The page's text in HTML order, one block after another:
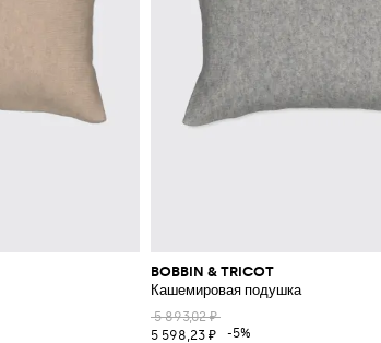
BOBBIN & TRICOT
Кашемировая подушка
5 893,02 ₽
5 598,23 ₽
-5%